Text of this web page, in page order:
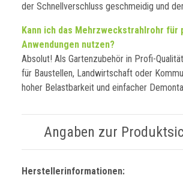
der Schnellverschluss geschmeidig und
Kann ich das Mehrzweckstrahlrohr
Anwendungen nutzen?
Absolut! Als Gartenzubehör in Profi-
für Baustellen, Landwirtschaft oder
hoher Belastbarkeit und einfacher
Angaben zur
Herstellerinformationen: